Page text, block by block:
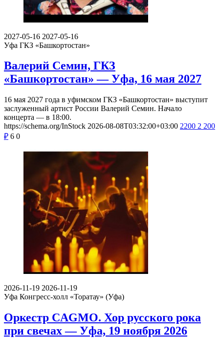
2027-05-16 2027-05-16
Уфа ГКЗ «Башкортостан»
Валерий Семин, ГКЗ
«Башкортостан» — Уфа, 16 мая 2027
16 мая 2027 года в уфимском ГКЗ «Башкортостан» выступит
заслуженный артист России Валерий Семин. Начало
концерта — в 18:00.
https://schema.org/InStock 2026-08-08T03:32:00+03:00 2200 2 200
₽ 6 0
2026-11-19 2026-11-19
Уфа Конгресс-холл «Торатау» (Уфа)
Оркестр CAGMO. Хор русского рока
при свечах — Уфа, 19 ноября 2026